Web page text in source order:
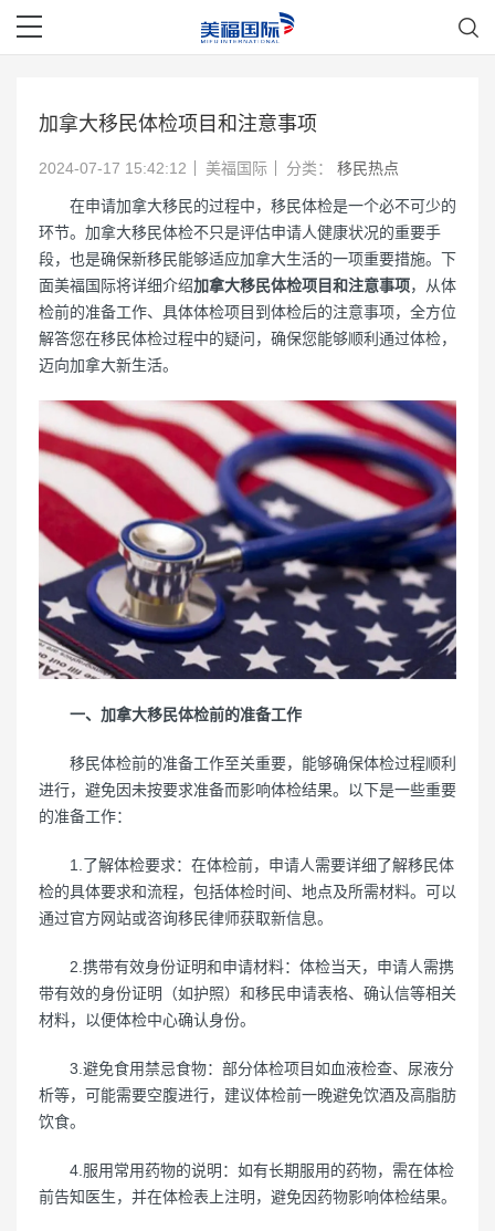
加拿大移民体检项目和注意事项
2024-07-17 15:42:12 美福国际 分类： 移民热点
在申请加拿大移民的过程中，移民体检是一个必不可少的
环节。加拿大移民体检不只是评估申请人健康状况的重要手
段，也是确保新移民能够适应加拿大生活的一项重要措施。下
面美福国际将详细介绍加拿大移民体检项目和注意事项，从体
检前的准备工作、具体体检项目到体检后的注意事项，全方位
解答您在移民体检过程中的疑问，确保您能够顺利通过体检，
迈向加拿大新生活。
一、加拿大移民体检前的准备工作
移民体检前的准备工作至关重要，能够确保体检过程顺利
进行，避免因未按要求准备而影响体检结果。以下是一些重要
的准备工作：
1.了解体检要求：在体检前，申请人需要详细了解移民体
检的具体要求和流程，包括体检时间、地点及所需材料。可以
通过官方网站或咨询移民律师获取新信息。
2.携带有效身份证明和申请材料：体检当天，申请人需携
带有效的身份证明（如护照）和移民申请表格、确认信等相关
材料，以便体检中心确认身份。
3.避免食用禁忌食物：部分体检项目如血液检查、尿液分
析等，可能需要空腹进行，建议体检前一晚避免饮酒及高脂肪
饮食。
4.服用常用药物的说明：如有长期服用的药物，需在体检
前告知医生，并在体检表上注明，避免因药物影响体检结果。